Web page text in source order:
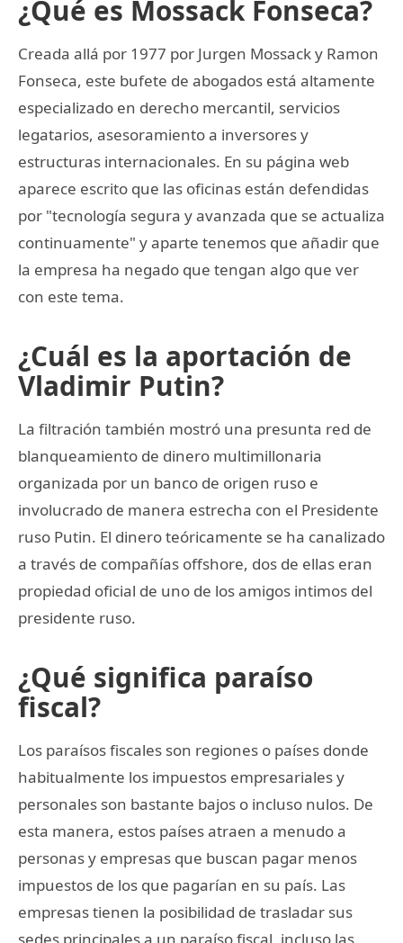
¿Qué es Mossack Fonseca?
Creada allá por 1977 por Jurgen Mossack y Ramon
Fonseca, este bufete de abogados está altamente
especializado en derecho mercantil, servicios
legatarios, asesoramiento a inversores y
estructuras internacionales. En su página web
aparece escrito que las oficinas están defendidas
por "tecnología segura y avanzada que se actualiza
continuamente" y aparte tenemos que añadir que
la empresa ha negado que tengan algo que ver
con este tema.
¿Cuál es la aportación de
Vladimir Putin?
La filtración también mostró una presunta red de
blanqueamiento de dinero multimillonaria
organizada por un banco de origen ruso e
involucrado de manera estrecha con el Presidente
ruso Putin. El dinero teóricamente se ha canalizado
a través de compañías offshore, dos de ellas eran
propiedad oficial de uno de los amigos intimos del
presidente ruso.
¿Qué significa paraíso
fiscal?
Los paraísos fiscales son regiones o países donde
habitualmente los impuestos empresariales y
personales son bastante bajos o incluso nulos. De
esta manera, estos países atraen a menudo a
personas y empresas que buscan pagar menos
impuestos de los que pagarían en su país. Las
empresas tienen la posibilidad de trasladar sus
sedes principales a un paraíso fiscal, incluso las